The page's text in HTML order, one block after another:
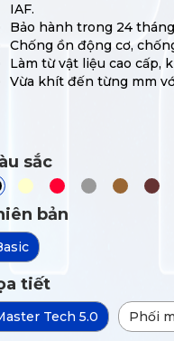
IAF.
Bảo hành trong 24
Chống ồn động cơ,
Làm từ vật liệu cao cấp,
Vừa khít đến từng mm
sắc
bản
tiết
Tech 5.0 Phối